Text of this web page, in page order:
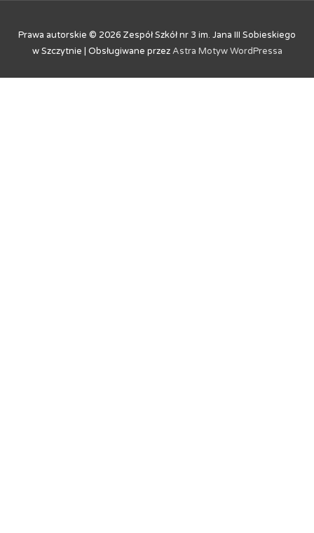
Prawa autorskie © 2026 Zespół Szkół nr 3 im. Jana III Sobieskiego
w Szczytnie | Obsługiwane przezAstra Motyw WordPressa